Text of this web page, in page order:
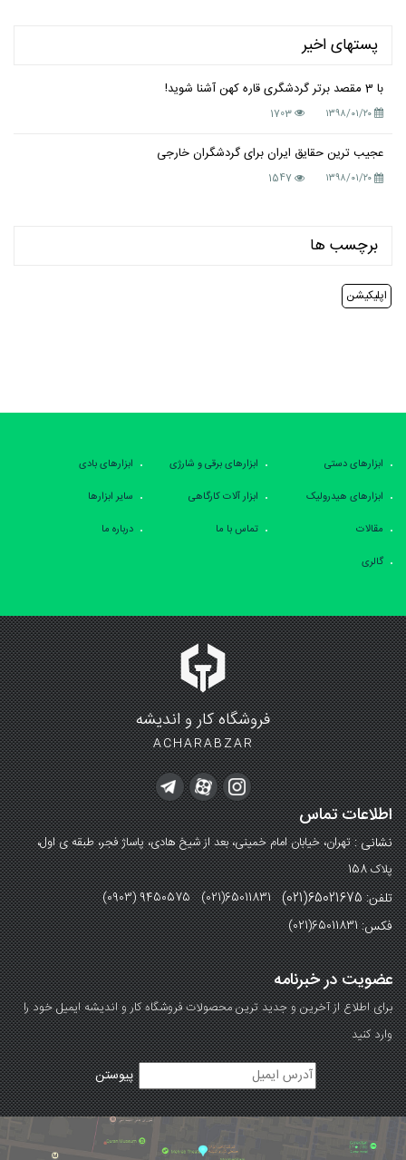
پستهای اخیر
با 3 مقصد برتر گردشگری قاره کهن آشنا شوید!
۱۳۹۸/۰۱/۲۰ 1703
عجیب ترین حقایق ایران برای گردشگران خارجی
۱۳۹۸/۰۱/۲۰ 1547
برچسب ها
اپلیکیشن
ابزارهای دستی ابزارهای برقی و شارژی
ابزارهای بادی
ابزارهای هیدرولیک
ابزار آلات کارگاهی
سایر ابزارها
مقالات
تماس با ما
درباره ما
گالری
فروشگاه کار و اندیشه
ACHARABZAR
اطلاعات تماس
نشانی :تهران، خیابان امام خمینی، بعد از شیخ هادی، پاساژ فجر، طبقه ی اول،
پلاک 158
تلفن: 65021675(021) (0903) 9450575 (021)65011831
فکس:(021)65011831
عضویت در خبرنامه
برای اطلاع از آخرین و جدید ترین محصولات فروشگاه کار و اندیشه ایمیل خود را
وارد کنید